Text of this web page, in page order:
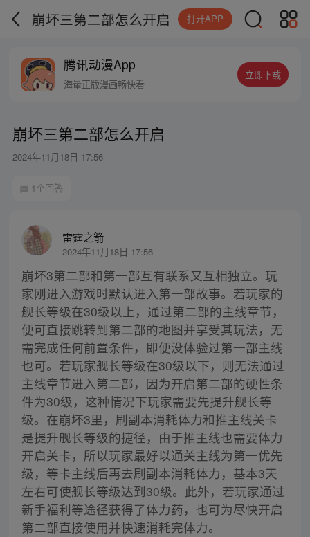
崩坏三第二部怎么开启 打开APP
腾讯动漫App
海量正版漫画畅快看
立即下载
崩坏三第二部怎么开启
2024年11月18日 17:56
1个回答
雷霆之箭
2024年11月18日 17:56
崩坏3第二部和第一部互有联系又互相独立。玩
家刚进入游戏时默认进入第一部故事。若玩家的
舰长等级在30级以上，通过第二部的主线章节，
便可直接跳转到第二部的地图并享受其玩法，无
需完成任何前置条件，即便没体验过第一部主线
也可。若玩家舰长等级在30级以下，则无法通过
主线章节进入第二部，因为开启第二部的硬性条
件为30级，这种情况下玩家需要先提升舰长等
级。在崩坏3里，刷副本消耗体力和推主线关卡
是提升舰长等级的捷径，由于推主线也需要体力
开启关卡，所以玩家最好以通关主线为第一优先
级，等卡主线后再去刷副本消耗体力，基本3天
左右可使舰长等级达到30级。此外，若玩家通过
新手福利等途径获得了体力药，也可为尽快开启
第二部直接使用并快速消耗完体力。